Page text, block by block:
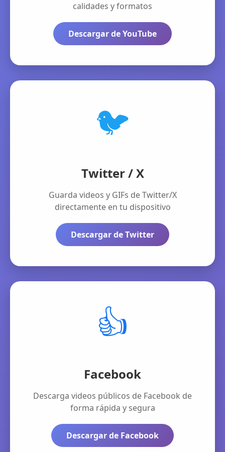
calidades y formatos
Descargar de YouTube
🐦
Twitter / X
Guarda videos y GIFs de Twitter/X
directamente en tu dispositivo
Descargar de Twitter
👍
Facebook
Descarga videos públicos de Facebook de
forma rápida y segura
Descargar de Facebook